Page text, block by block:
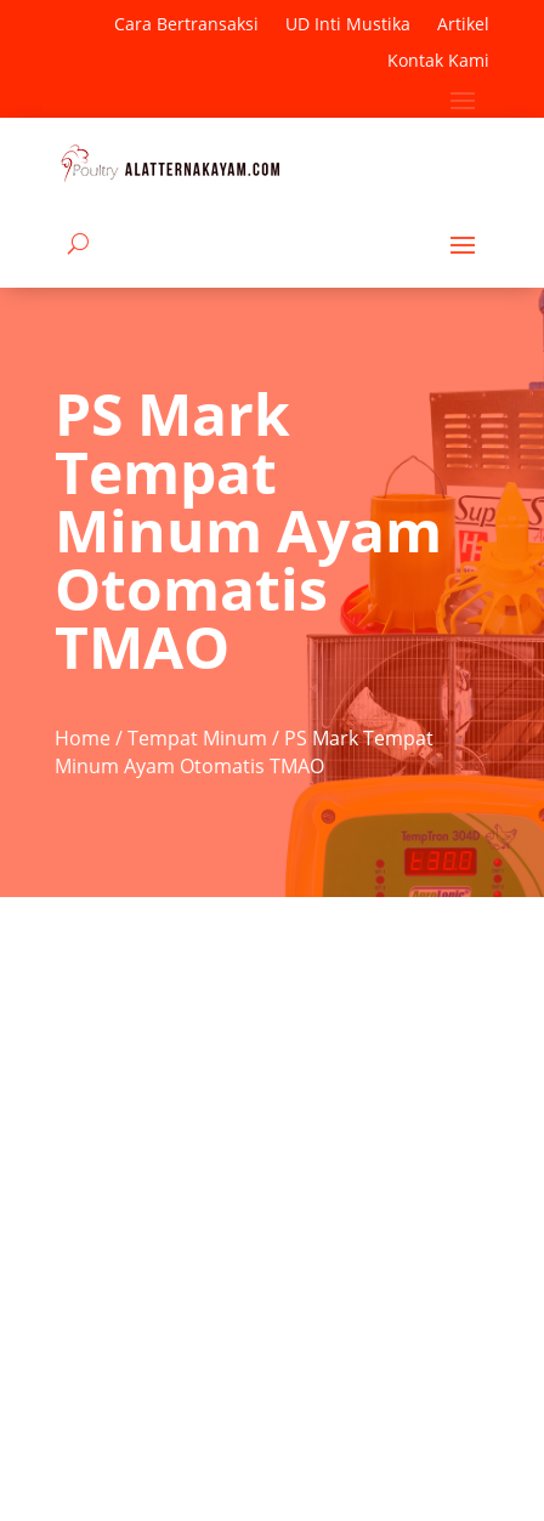
Cara Bertransaksi UD Inti Mustika
Artikel
Kontak Kami
PS Mark
Tempat
Minum Ayam
Otomatis
TMAO
Home /Tempat Minum / PS Mark Tempat
Minum Ayam Otomatis TMAO